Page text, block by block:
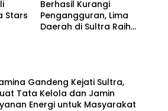
Stars
Berhasil Kurangi
Pengangguran, Lima
Daerah di Sultra Raih
Gandeng Kejati Sultra,
Tata Kelola dan Jamin
Energi untuk Masyarakat